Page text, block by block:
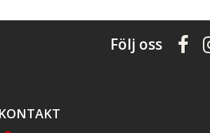
Följ oss